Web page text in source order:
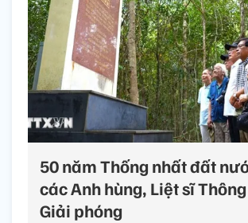
50 năm Thống nhất đất
các Anh hùng, Liệt sĩ
Giải phóng